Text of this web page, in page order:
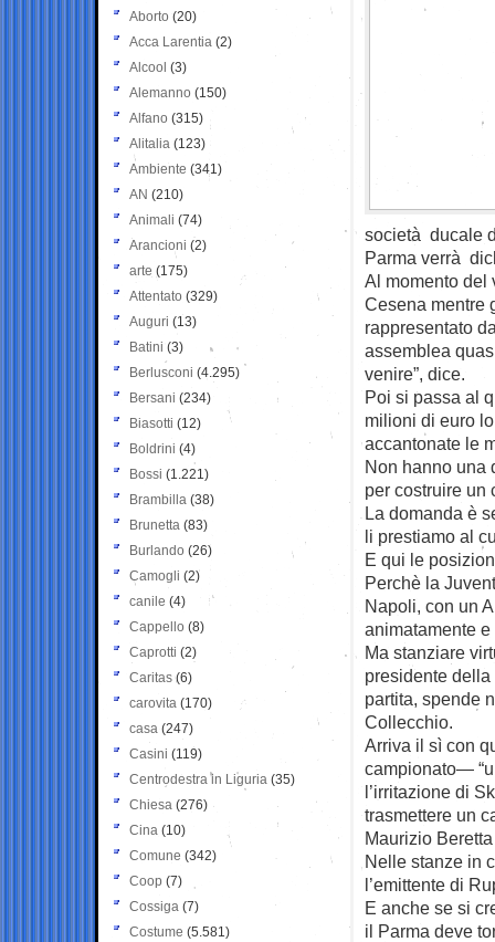
società ducale
Parma verrà
Al momento del
Cesena mentre
rappresentato
assemblea
venire”, dice.
Poi si passa al
milioni di euro
accantonate le
Non hanno una
per costruire un
La domanda è
li prestiamo al
E qui le
Perchè la
Napoli, con un
animatamente
Ma stanziare
presidente
partita, spende
Collecchio.
Arriva il sì con
campionato—
l’irritazione di
trasmettere un
Maurizio
Nelle stanze in
l’emittente di
E anche se si
il Parma deve
Aborto (20)
Acca Larentia (2)
Alcool (3)
Alemanno (150)
Alfano (315)
Alitalia (123)
Ambiente (341)
AN (210)
Animali (74)
Arancioni (2)
arte (175)
Attentato (329)
Auguri (13)
Batini (3)
Berlusconi (4.295)
Bersani (234)
Biasotti (12)
Boldrini (4)
Bossi (1.221)
Brambilla (38)
Brunetta (83)
Burlando (26)
Camogli (2)
canile (4)
Cappello (8)
Caprotti (2)
Caritas (6)
carovita (170)
casa (247)
Casini (119)
Centrodestra in Liguria (35)
Chiesa (276)
Cina (10)
Comune (342)
Coop (7)
Cossiga (7)
Costume (5.581)